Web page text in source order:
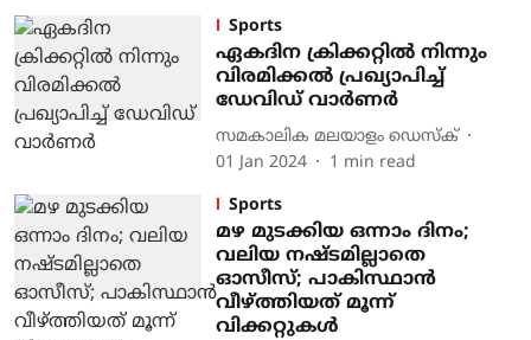
Sports
ഏകദിന ക്രിക്കറ്റില്‍ നിന്നും
വിരമിക്കല്‍ പ്രഖ്യാപിച്ച്
ഡേവിഡ് വാര്‍ണര്‍
സമകാലിക മലയാളം ഡെസ്ക്
01 Jan 2024
1 min read
Sports
മഴ മുടക്കിയ ഒന്നാം ദിനം;
വലിയ നഷ്ടമില്ലാതെ
ഓസീസ്; പാകിസ്ഥാന്‍
വീഴ്ത്തിയത് മൂന്ന്
വിക്കറ്റുകള്‍